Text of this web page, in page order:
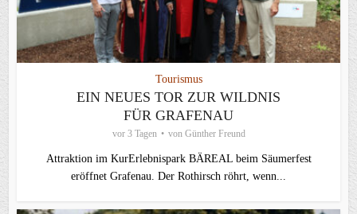
Tourismus
EIN NEUES TOR ZUR WILDNIS
FÜR GRAFENAU
vor 3 Tagen von Günther Freund
Attraktion im KurErlebnispark BÄREAL beim Säumerfest
eröffnet Grafenau. Der Rothirsch röhrt, wenn...